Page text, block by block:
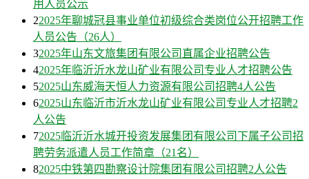
用人员公示
22025年聊城冠县事业单位初级综合类岗位公开招聘工作
人员公告（26人）
32025年山东文旅集团有限公司直属企业招聘公告
42025年临沂沂水龙山矿业有限公司专业人才招聘公告
52025山东威海天恒人力资源有限公司招聘4人公告
62025山东临沂市沂水龙山矿业有限公司专业人才招聘2
人公告
72025临沂沂水城开投资发展集团有限公司下属子公司招
聘劳务派遣人员工作简章（21名）
82025中铁第四勘察设计院集团有限公司招聘2人公告